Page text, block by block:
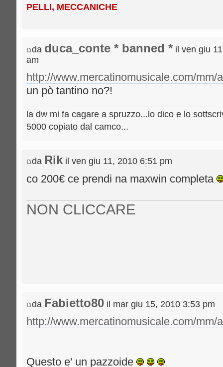
PELLI, MECCANICHE
da duca_conte * banned * il ven giu
am
http://www.mercatinomusicale.com/mm/
un pò tantino no?!
la dw mi fa cagare a spruzzo...lo dico e lo
5000 copiato dal camco...
da Rik il ven giu 11, 2010 6:51 pm
co 200€ ce prendi na maxwin completa
NON CLICCARE
da Fabietto80 il mar giu 15, 2010 3:53 pm
http://www.mercatinomusicale.com/mm/
Questo e' un pazzoide